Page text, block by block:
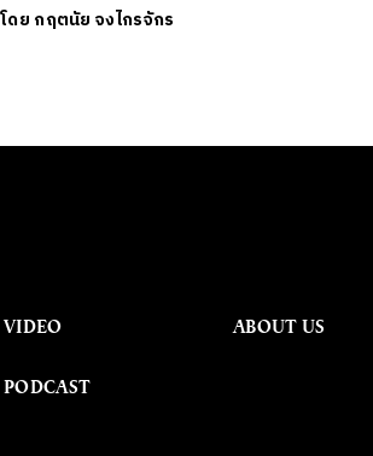
โดย กฤตนัย จงไกรจักร
VIDEO
PODCAST
ABOUT US